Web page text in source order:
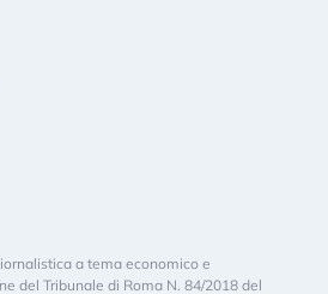
a tema economico e
del Tribunale di Roma N. 84/2018 del